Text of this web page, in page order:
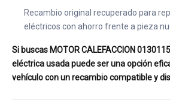
Recambio original recuperado para
eléctricos con ahorro frente a pieza
Si buscas MOTOR CALEFACCION
eléctrica usada puede ser una opción
vehículo con un recambio compatible y